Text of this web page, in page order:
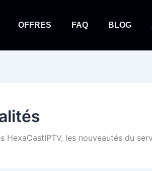
OFFRES FAQ BLOG
HexaCastIPTV, les nouveautés du